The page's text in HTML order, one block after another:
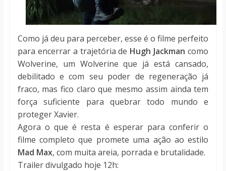
Como já deu para perceber, esse é o filme perfeito
para encerrar a trajetória de Hugh Jackman como
Wolverine, um Wolverine que já está cansado,
debilitado e com seu poder de regeneração já
fraco, mas fico claro que mesmo assim ainda tem
força suficiente para quebrar todo mundo e
proteger Xavier.
Agora o que é resta é esperar para conferir o
filme completo que promete uma ação ao estilo
Mad Max, com muita areia, porrada e brutalidade.
Trailer divulgado hoje 12h: